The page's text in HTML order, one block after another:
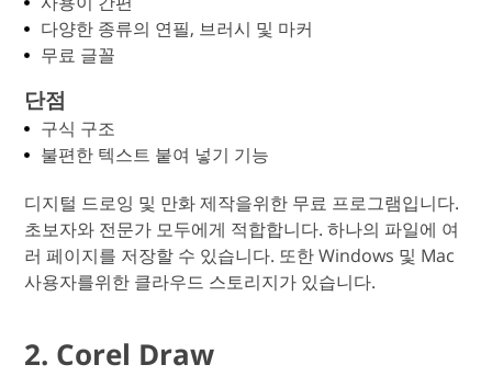
다양한 종류의 연필, 브러시 및 마커
무료 글꼴
단점
구식 구조
불편한 텍스트 붙여 넣기 기능
디지털 드로잉 및 만화 제작을위한 무료 프로그램입니다.
초보자와 전문가 모두에게 적합합니다. 하나의 파일에 여
러 페이지를 저장할 수 있습니다. 또한 Windows 및 Mac
사용자를위한 클라우드 스토리지가 있습니다.
2. Corel Draw